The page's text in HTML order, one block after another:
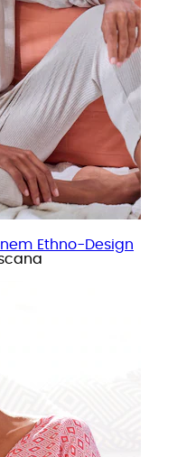
Ethno-Design